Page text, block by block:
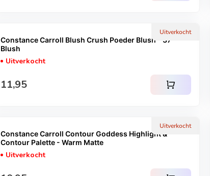
Uitverkocht
Constance Carroll Blush Crush Poeder Blush - 37
Blush
Uitverkocht
Normale prijs
11,95 shopping_cart
Uitverkocht
Constance Carroll Contour Goddess Highlight &
Contour Palette - Warm Matte
Uitverkocht